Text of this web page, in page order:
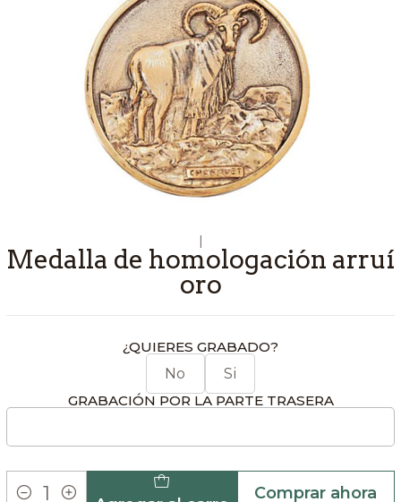
|
Medalla de homologación arruí
oro
¿QUIERES GRABADO?
No Si
GRABACIÓN POR LA PARTE TRASERA
Comprar ahora